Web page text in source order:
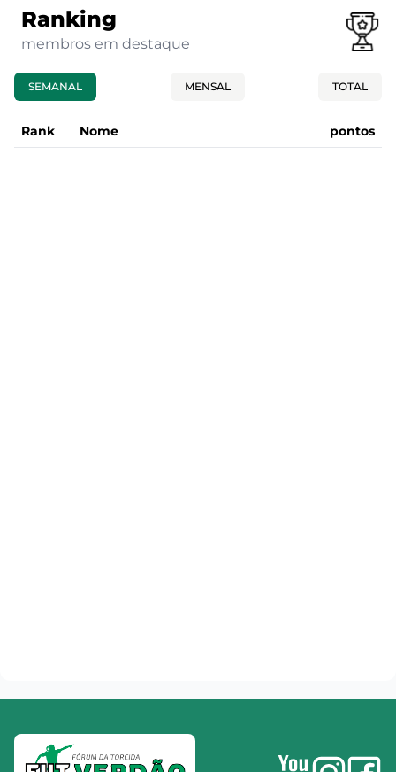
Ranking
membros em destaque
SEMANAL MENSAL TOTAL
Rank Nome pontos